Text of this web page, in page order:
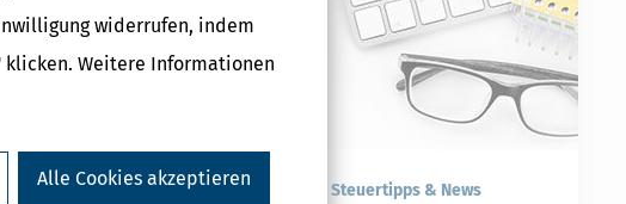
widerrufen, indem
klicken. Weitere Informationen
Alle Cookies akzeptieren
plus (Steuerjahr
- gewerbliche Lizenz
Kostenlose Steuertipps & News